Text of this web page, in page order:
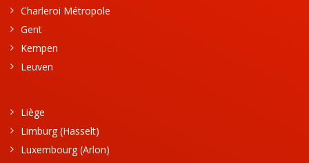
Charleroi Métropole
Gent
Kempen
Leuven
Liège
Limburg (Hasselt)
Luxembourg (Arlon)